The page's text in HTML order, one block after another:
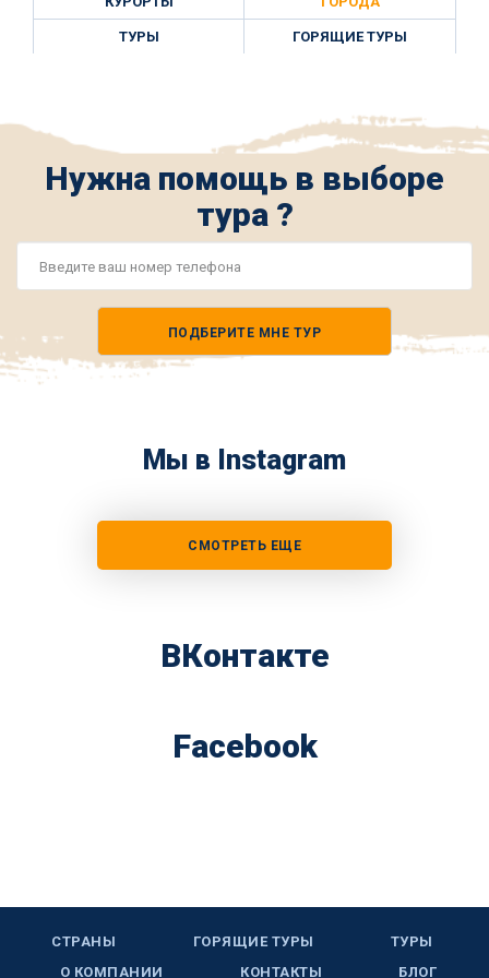
ТУРЫ ГОРЯЩИЕ ТУРЫ
Нужна помощь в выборе
тура ?
ПОДБЕРИТЕ МНЕ ТУР
Мы в Instagram
СМОТРЕТЬ ЕЩЕ
ВКонтакте
Facebook
СТРАНЫ ГОРЯЩИЕ ТУРЫ
ТУРЫ
О КОМПАНИИ
КОНТАКТЫ БЛОГ